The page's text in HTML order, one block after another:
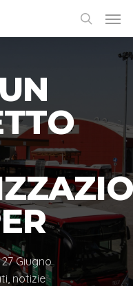
27 Giugno
, notizie